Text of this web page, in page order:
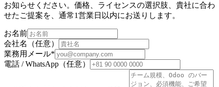
お知らせください。価格、ライセンスの選択肢、貴社に合わ
せたご提案を、通常1営業日以内にお送りします。
お名前
会社名（任意）
業務用メール*
電話 / WhatsApp（任意）